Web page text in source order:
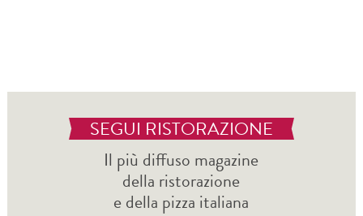
SEGUI RISTORAZIONE
Il più diffuso magazine
della ristorazione
e della pizza italiana